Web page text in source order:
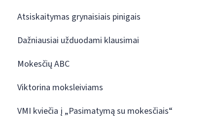
Atsiskaitymas grynaisiais pinigais
Dažniausiai užduodami klausimai
Mokesčių ABC
Viktorina moksleiviams
VMI kviečia į „Pasimatymą su mokesčiais“